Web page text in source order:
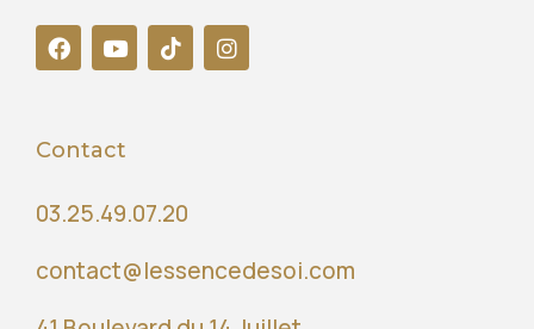
Contact
03.25.49.07.20
contact@lessencedesoi.com